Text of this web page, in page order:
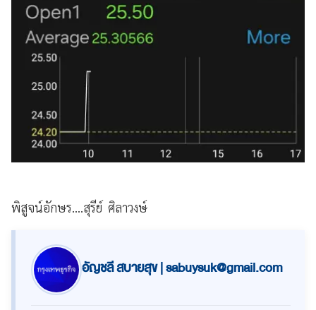
พิสูจน์อักษร....สุรีย์ ศิลาวงษ์
อัญชลี สบายสุข |sabuysuk@gmail.com